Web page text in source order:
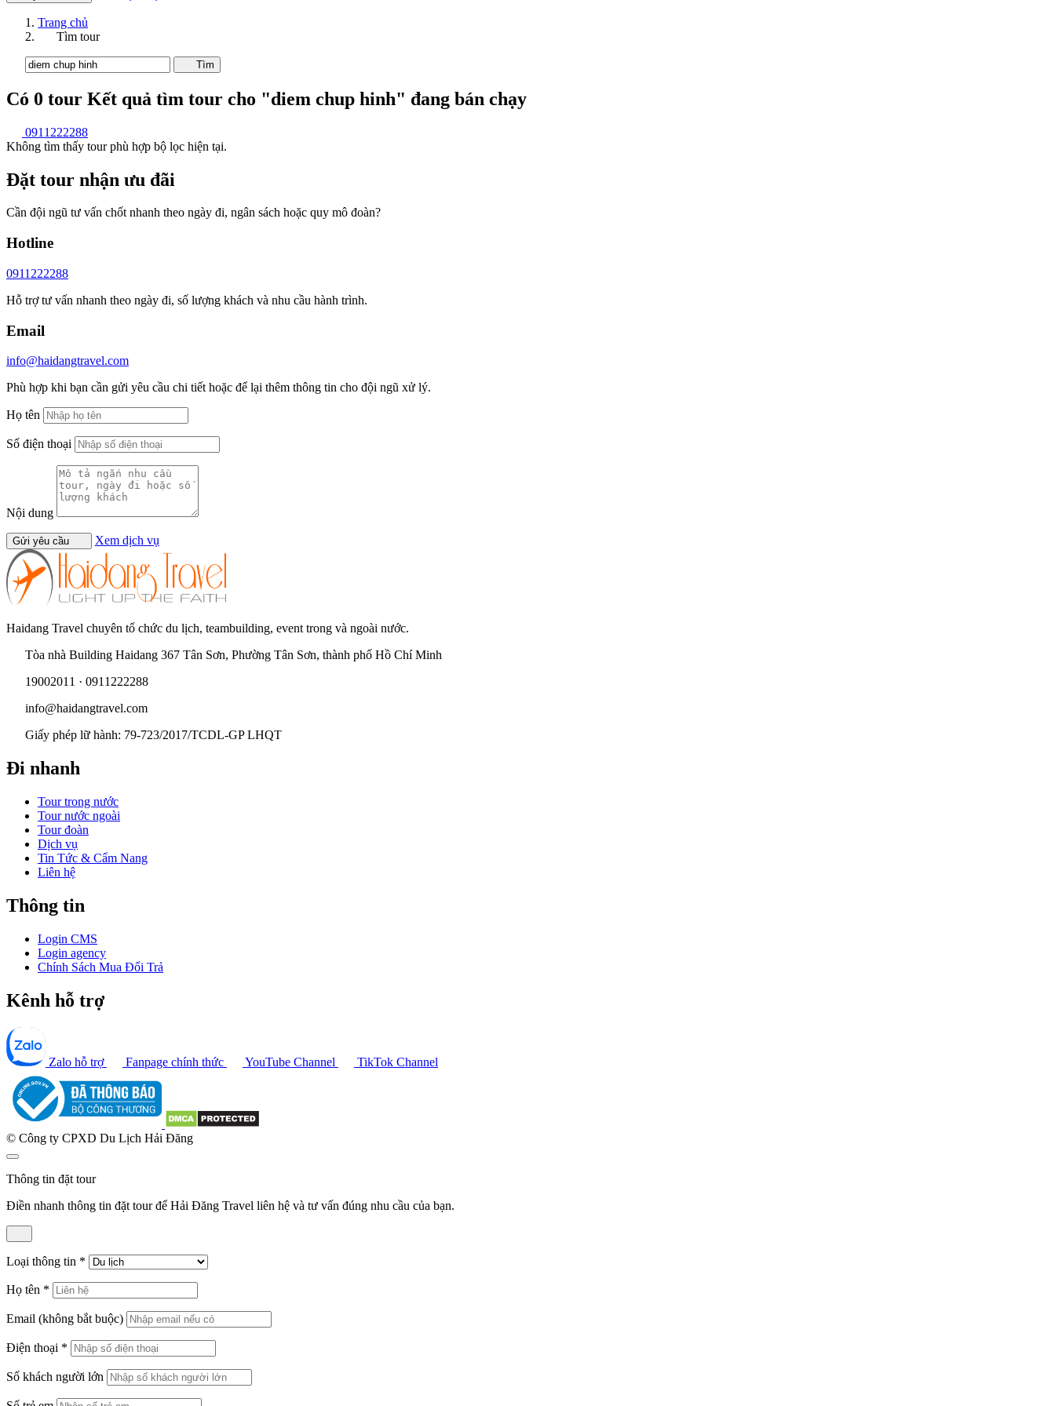
Trang chủ
Tìm tour
Tìm
Có 0 tour Kết quả tìm tour cho "diem chup hinh" đang bán chạy
0911222288
Không tìm thấy tour phù hợp bộ lọc hiện tại.
Đặt tour nhận ưu đãi
Cần đội ngũ tư vấn chốt nhanh theo ngày đi, ngân sách hoặc quy mô đoàn?
Hotline
0911222288
Hỗ trợ tư vấn nhanh theo ngày đi, số lượng khách và nhu cầu hành trình.
Email
info@haidangtravel.com
Phù hợp khi bạn cần gửi yêu cầu chi tiết hoặc để lại thêm thông tin cho đội ngũ xử lý.
Họ tên
Số điện thoại
Nội dung
Gửi yêu cầu Xem dịch vụ
Haidang Travel chuyên tổ chức du lịch, teambuilding, event trong và ngoài nước.
Tòa nhà Building Haidang 367 Tân Sơn, Phường Tân Sơn, thành phố Hồ Chí Minh
19002011 · 0911222288
info@haidangtravel.com
Giấy phép lữ hành: 79-723/2017/TCDL-GP LHQT
Đi nhanh
Tour trong nước
Tour nước ngoài
Tour đoàn
Dịch vụ
Tin Tức & Cẩm Nang
Liên hệ
Thông tin
Login CMS
Login agency
Chính Sách Mua Đổi Trả
Kênh hỗ trợ
Zalo hỗ trợ Fanpage chính thức YouTube Channel TikTok Channel
© Công ty CPXD Du Lịch Hải Đăng
Thông tin đặt tour
Điền nhanh thông tin đặt tour để Hải Đăng Travel liên hệ và tư vấn đúng nhu cầu của bạn.
Loại thông tin *
Họ tên *
Email (không bắt buộc)
Điện thoại *
Số khách người lớn